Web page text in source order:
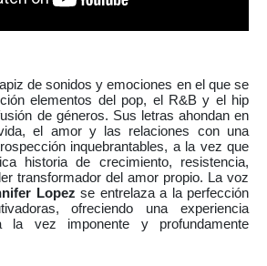
de sonidos y emociones en el que se
elementos del pop, el R&B y el hip
de géneros. Sus letras ahondan en
el amor y las relaciones con una
inquebrantables, a la vez que
historia de crecimiento, resistencia,
transformador del amor propio. La voz
Lopez se entrelaza a la perfección
ofreciendo una experiencia
vez imponente y profundamente